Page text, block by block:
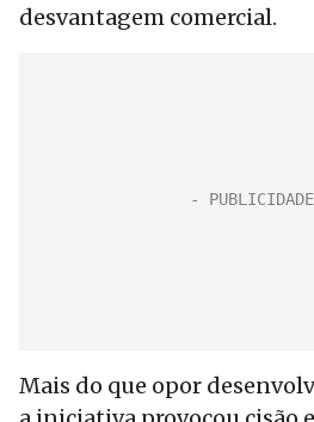
desvantagem comercial.
Mais do que opor